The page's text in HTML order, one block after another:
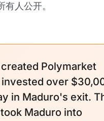
人公开。
Polymarket
over
in Maduro's exit.
Maduro into